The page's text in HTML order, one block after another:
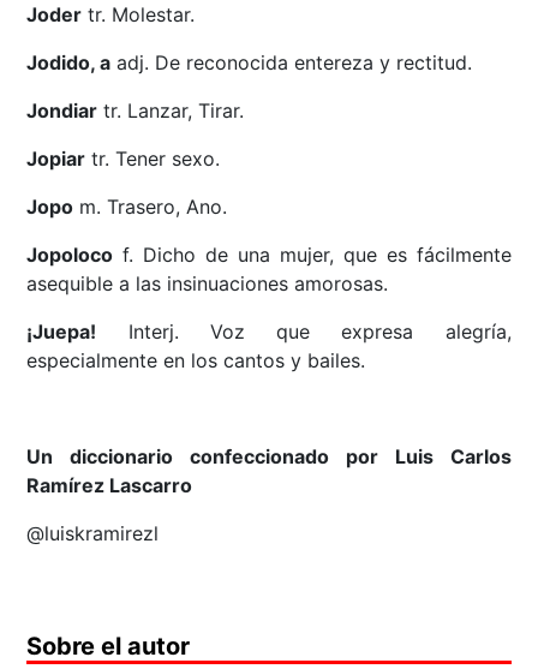
Joder tr. Molestar.
Jodido, a adj. De reconocida entereza y rectitud.
Jondiar tr. Lanzar, Tirar.
Jopiar tr. Tener sexo.
Jopo m. Trasero, Ano.
Jopoloco f. Dicho de una mujer, que es fácilmente
asequible a las insinuaciones amorosas.
¡Juepa! Interj. Voz que expresa alegría,
especialmente en los cantos y bailes.
Un diccionario confeccionado por Luis Carlos
Ramírez Lascarro
@luiskramirezl
Sobre el autor